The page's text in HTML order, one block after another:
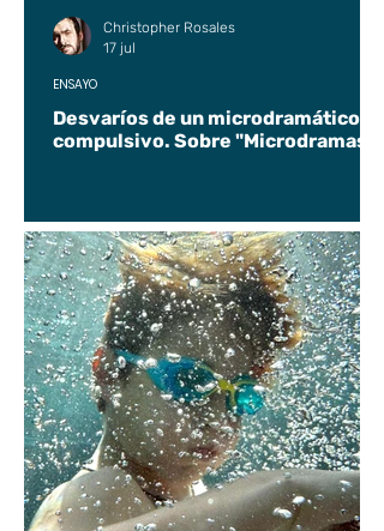
Desvaríos de un microdramático
compulsivo. Sobre "Microdramas".
ENSAYO
Christopher Rosales
17 jul